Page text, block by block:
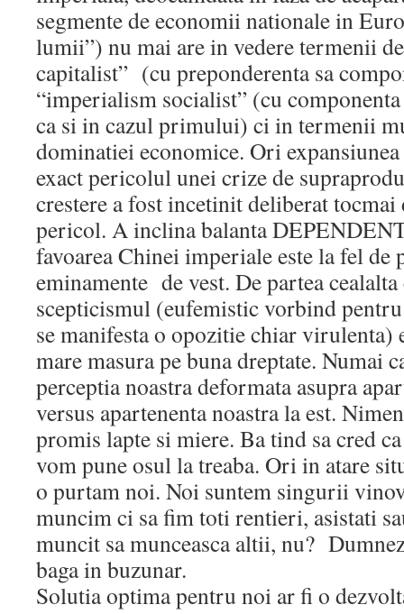
segmente de economii nationale in
lumii”) nu mai are in vedere termenii
capitalist” (cu preponderenta sa
“imperialism socialist” (cu
ca si in cazul primului) ci in termenii
dominatiei economice. Ori
exact pericolul unei crize de
crestere a fost incetinit deliberat tocmai
pericol. A inclina balanta
favoarea Chinei imperiale este la fel de
eminamente de vest. De partea cealalta
scepticismul (eufemistic vorbind
se manifesta o opozitie chiar
mare masura pe buna dreptate. Numai
perceptia noastra deformata asupra
versus apartenenta noastra la est.
promis lapte si miere. Ba tind sa cred
vom pune osul la treaba. Ori in atare
o purtam noi. Noi suntem singurii
muncim ci sa fim toti rentieri, asistati
muncit sa munceasca altii, nu?
baga in buzunar.
Solutia optima pentru noi ar fi o